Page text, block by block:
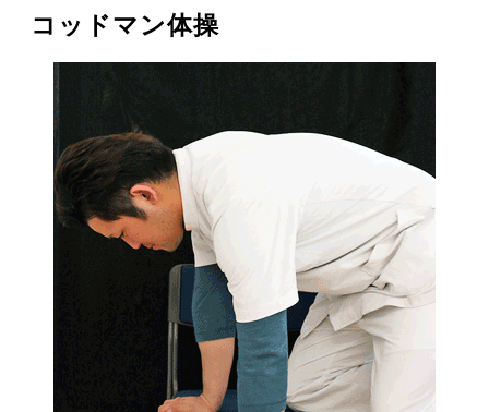
コッドマン体操